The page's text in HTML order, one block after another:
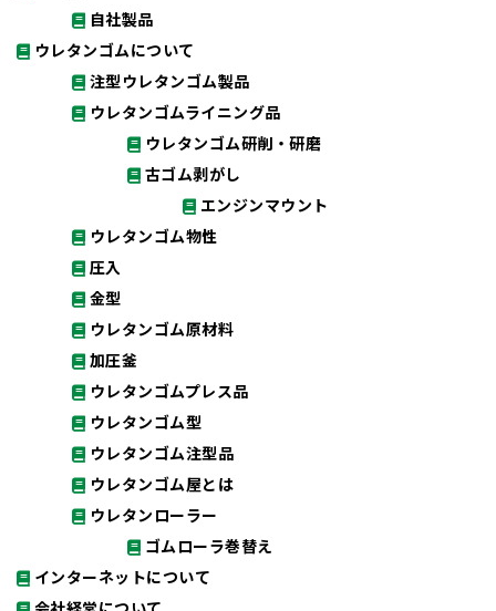
自社製品
ウレタンゴムについて
注型ウレタンゴム製品
ウレタンゴムライニング品
ウレタンゴム研削・研磨
古ゴム剥がし
エンジンマウント
ウレタンゴム物性
圧入
金型
ウレタンゴム原材料
加圧釜
ウレタンゴムプレス品
ウレタンゴム型
ウレタンゴム注型品
ウレタンゴム屋とは
ウレタンローラー
ゴムローラ巻替え
インターネットについて